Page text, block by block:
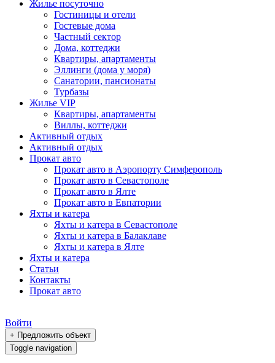
Жилье посуточно
Гостиницы и отели
Гостевые дома
Частный сектор
Дома, коттеджи
Квартиры, апартаменты
Эллинги (дома у моря)
Санатории, пансионаты
Турбазы
Жилье VIP
Квартиры, апартаменты
Виллы, коттеджи
Активный отдых
Активный отдых
Прокат авто
Прокат авто в Аэропорту Симферополь
Прокат авто в Севастополе
Прокат авто в Ялте
Прокат авто в Евпатории
Яхты и катера
Яхты и катера в Севастополе
Яхты и катера в Балаклаве
Яхты и катера в Ялте
Яхты и катера
Статьи
Контакты
Прокат авто
Войти
+ Предложить объект
Toggle navigation